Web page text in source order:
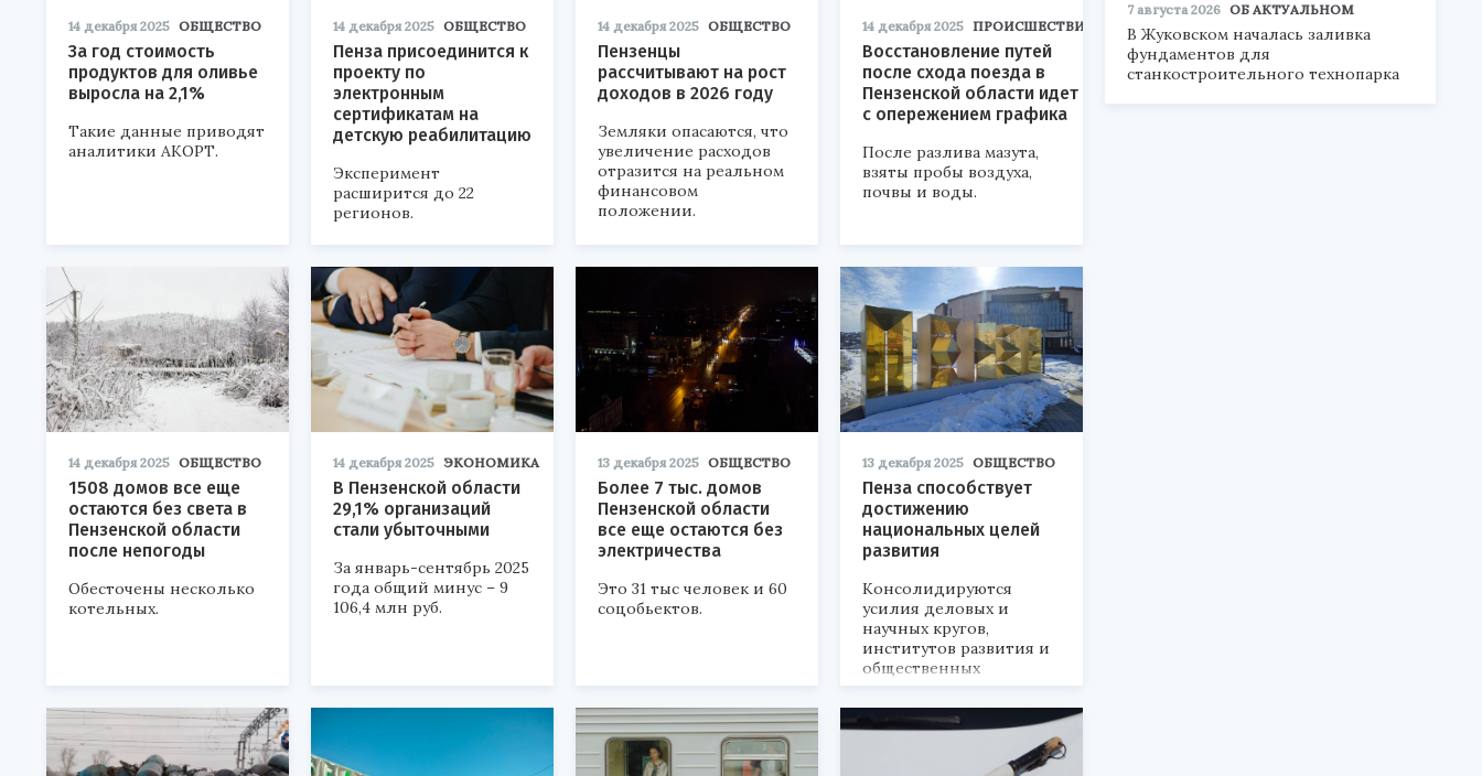
14 декабря 2025 ОБЩЕСТВО
За год стоимость
продуктов для оливье
выросла на 2,1%
Такие данные приводят
аналитики АКОРТ.
14 декабря 2025 ОБЩЕСТВО
Пенза присоединится к
проекту по
электронным
сертификатам на
детскую реабилитацию
Эксперимент
расширится до 22
регионов.
14 декабря 2025 ОБЩЕСТВО
Пензенцы
рассчитывают на рост
доходов в 2026 году
Земляки опасаются, что
увеличение расходов
отразится на реальном
финансовом
положении.
14 декабря 2025 ПРОИСШЕСТВИЯ
Восстановление путей
после схода поезда в
Пензенской области идет
с опережением графика
После разлива мазута,
взяты пробы воздуха,
почвы и воды.
14 декабря 2025 ОБЩЕСТВО
1508 домов все еще
остаются без света в
Пензенской области
после непогоды
Обесточены несколько
котельных.
14 декабря 2025 ЭКОНОМИКА
В Пензенской области
29,1% организаций
стали убыточными
За январь-сентябрь 2025
года общий минус – 9
106,4 млн руб.
13 декабря 2025 ОБЩЕСТВО
Более 7 тыс. домов
Пензенской области
все еще остаются без
электричества
Это 31 тыс человек и 60
соцобьектов.
13 декабря 2025 ОБЩЕСТВО
Пенза способствует
достижению
национальных целей
развития
Консолидируются
усилия деловых и
научных кругов,
институтов развития и
общественных
организаций, а также
самих граждан.
7 августа 2026 ОБ АКТУАЛЬНОМ
В Жуковском началась заливка
фундаментов для
станкостроительного технопарка